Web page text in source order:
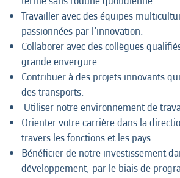
Travailler avec des équipes
passionnées par l’innovation.
Collaborer avec des collègues
grande envergure.
Contribuer à des projets innovants
des transports.
Utiliser notre environnement de
Orienter votre carrière dans la
travers les fonctions et les pays.
Bénéficier de notre investissement
développement, par le biais de